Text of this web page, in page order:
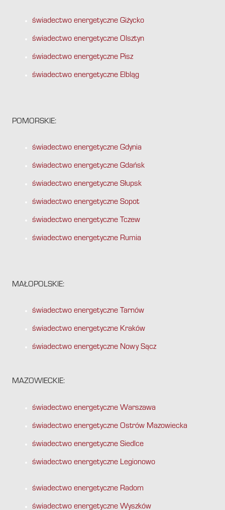
świadectwo energetyczne Giżycko
świadectwo energetyczne Olsztyn
świadectwo energetyczne Pisz
świadectwo energetyczne Elbląg
POMORSKIE:
świadectwo energetyczne Gdynia
świadectwo energetyczne Gdańsk
świadectwo energetyczne Słupsk
świadectwo energetyczne Sopot
świadectwo energetyczne Tczew
świadectwo energetyczne Rumia
MAŁOPOLSKIE:
świadectwo energetyczne Tarnów
świadectwo energetyczne Kraków
świadectwo energetyczne Nowy Sącz
MAZOWIECKIE:
świadectwo energetyczne Warszawa
świadectwo energetyczne Ostrów Mazowiecka
świadectwo energetyczne Siedlce
świadectwo energetyczne Legionowo
świadectwo energetyczne Radom
świadectwo energetyczne Wyszków